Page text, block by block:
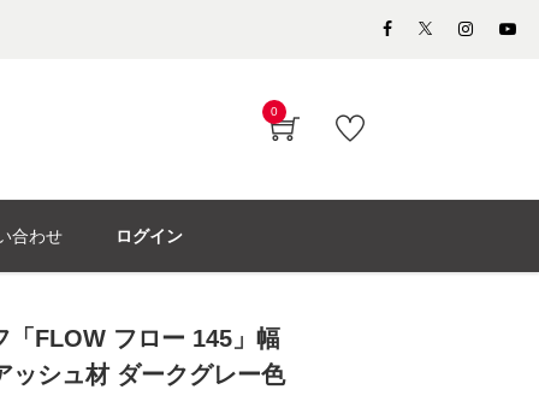
0
合わせ ログイン
「FLOW フロー 145」幅
ッシュ材 ダークグレー色